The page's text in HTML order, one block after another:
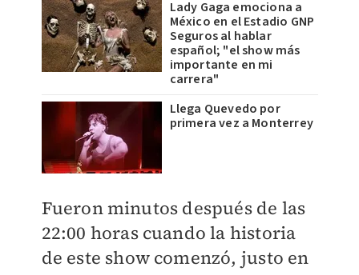
Lady Gaga emociona a
México en el Estadio GNP
Seguros al hablar
español; "el show más
importante en mi
carrera"
Llega Quevedo por
primera vez a Monterrey
Fueron minutos después de las
22:00 horas cuando la historia
de este show comenzó, justo en